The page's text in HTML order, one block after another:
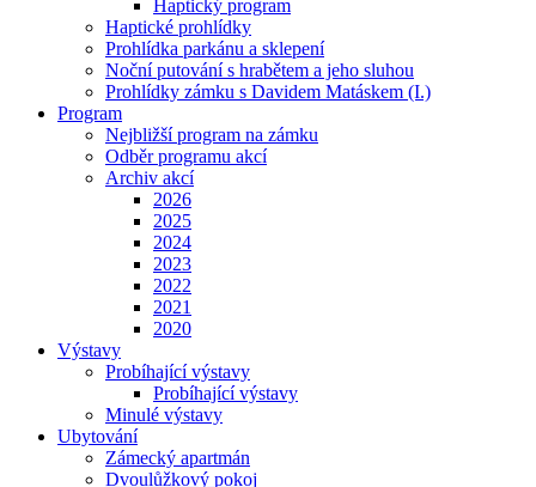
Haptický program
Haptické prohlídky
Prohlídka parkánu a sklepení
Noční putování s hrabětem a jeho sluhou
Prohlídky zámku s Davidem Matáskem (I.)
Program
Nejbližší program na zámku
Odběr programu akcí
Archiv akcí
2026
2025
2024
2023
2022
2021
2020
Výstavy
Probíhající výstavy
Probíhající výstavy
Minulé výstavy
Ubytování
Zámecký apartmán
Dvoulůžkový pokoj